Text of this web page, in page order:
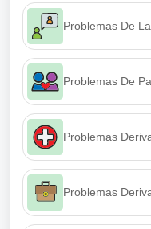
Problemas De
Problemas De
Problemas
Problemas